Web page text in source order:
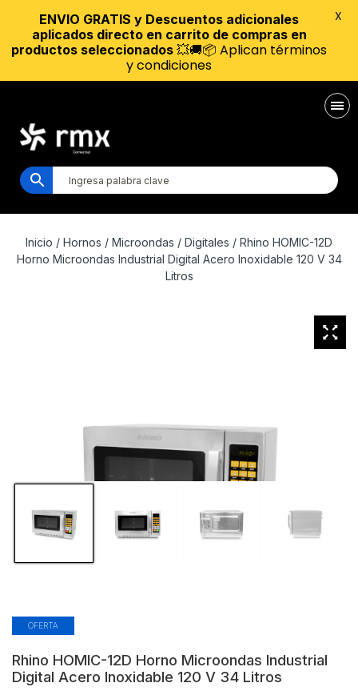
Inicio / Hornos / Microondas / Digitales / Rhino HOMIC-12D
Horno Microondas Industrial Digital Acero Inoxidable 120 V 34
Litros
OFERTA
Rhino HOMIC-12D Horno Microondas Industrial
Digital Acero Inoxidable 120 V 34 Litros
ENVIO GRATIS y Descuentos adicionales
aplicados directo en carrito de compras en
productos seleccionados 💥🚚📦 Aplican términos
y condiciones
X